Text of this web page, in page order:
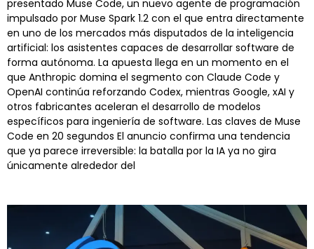
presentado Muse Code, un nuevo agente de programación
impulsado por Muse Spark 1.2 con el que entra directamente
en uno de los mercados más disputados de la inteligencia
artificial: los asistentes capaces de desarrollar software de
forma autónoma. La apuesta llega en un momento en el
que Anthropic domina el segmento con Claude Code y
OpenAI continúa reforzando Codex, mientras Google, xAI y
otros fabricantes aceleran el desarrollo de modelos
específicos para ingeniería de software. Las claves de Muse
Code en 20 segundos El anuncio confirma una tendencia
que ya parece irreversible: la batalla por la IA ya no gira
únicamente alrededor del